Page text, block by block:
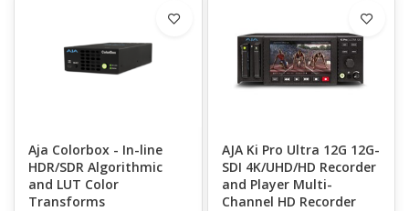
kunnen werken in elke veeleisende workflow.
Aja Colorbox - In-line
HDR/SDR Algorithmic
and LUT Color
Transforms
AJA Ki Pro Ultra 12G 12G-
SDI 4K/UHD/HD Recorder
and Player Multi-
Channel HD Recorder